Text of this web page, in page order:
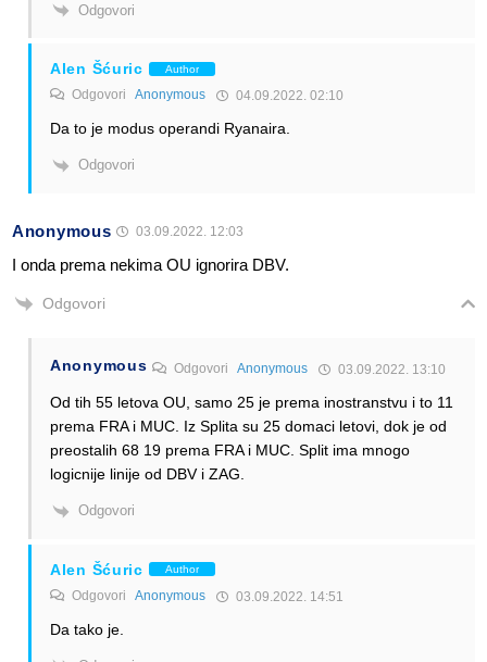
Odgovori
Alen Šćuric Author
Odgovori Anonymous 04.09.2022. 02:10
Da to je modus operandi Ryanaira.
Odgovori
Anonymous 03.09.2022. 12:03
I onda prema nekima OU ignorira DBV.
Odgovori
Anonymous OdgovoriAnonymous 03.09.2022. 13:10
Od tih 55 letova OU, samo 25 je prema inostranstvu i to 11
prema FRA i MUC. Iz Splita su 25 domaci letovi, dok je od
preostalih 68 19 prema FRA i MUC. Split ima mnogo
logicnije linije od DBV i ZAG.
Odgovori
Alen Šćuric Author
Odgovori Anonymous 03.09.2022. 14:51
Da tako je.